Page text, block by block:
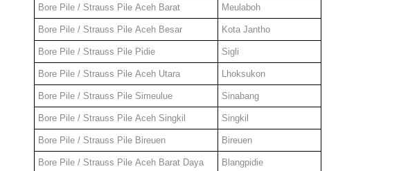
Bore Pile / Strauss Pile Aceh Barat Meulaboh
Bore Pile / Strauss Pile Aceh Besar Kota Jantho
Bore Pile / Strauss Pile Pidie Sigli
Bore Pile / Strauss Pile Aceh Utara Lhoksukon
Bore Pile / Strauss Pile Simeulue Sinabang
Bore Pile / Strauss Pile Aceh Singkil Singkil
Bore Pile / Strauss Pile Bireuen Bireuen
Bore Pile / Strauss Pile Aceh Barat Daya Blangpidie